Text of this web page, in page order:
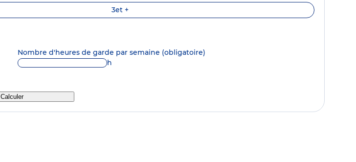
3et +
Nombre d'heures de garde par semaine (obligatoire)
h
Calculer